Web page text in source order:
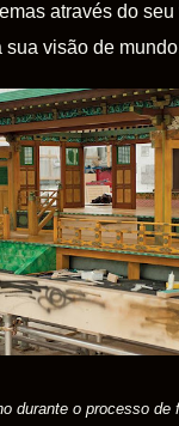
através do
visão de
durante o processo de